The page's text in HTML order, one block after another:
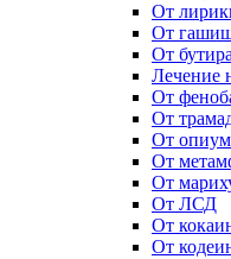
От
От
От
Лечение
От
От
От
От
От
От ЛСД
От
От